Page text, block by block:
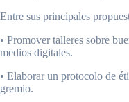
Entre sus principales
• Promover talleres sobre
medios digitales.
• Elaborar un protocolo de
gremio.